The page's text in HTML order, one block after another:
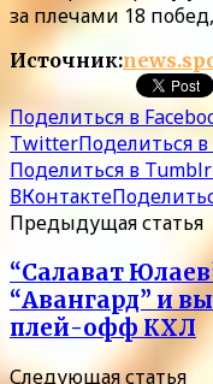
за плечами 18
Источник:
Поделиться в
TwitterПоделиться
Поделиться в Tumblr
ВКонтакте
Предыдущая статья
“Салават
“Авангард” и
плей-офф КХЛ
Следующая статья